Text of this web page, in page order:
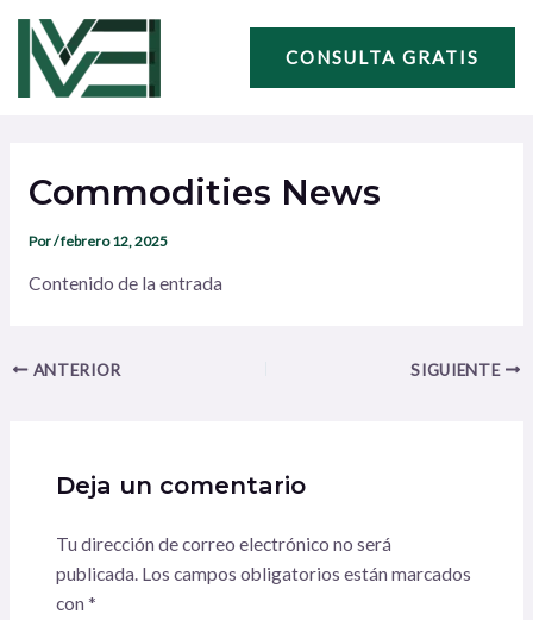
contenido
CONSULTA GRATIS
Commodities News
Por/febrero 12, 2025
Contenido de la entrada
entradas
ANTERIOR SIGUIENTE
Deja un comentario
Tu dirección de correo electrónico no será
publicada. Los campos obligatorios están marcados
con *